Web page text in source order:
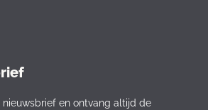
nieuwsbrief en ontvang altijd de